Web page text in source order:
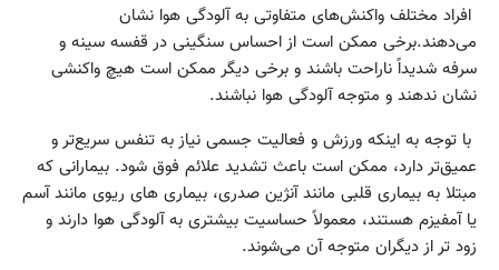
افراد مختلف واکنش‌های متفاوتی به آلودگی هوا نشان
می‌دهند.برخی ممکن است از احساس سنگینی در قفسه سینه و
سرفه شدیداً ناراحت باشند و برخی دیگر ممکن است هیچ واکنشی
نشان ندهند و متوجه آلودگی هوا نباشند.
با توجه به اینکه ورزش و فعالیت جسمی نیاز به تنفس سریع‌تر و
عمیق‌تر دارد، ممکن است باعث تشدید علائم فوق شود. بیمارانی که
مبتلا به بیماری قلبی مانند آنژین صدری، بیماری های ریوی مانند آسم
یا آمفیزم هستند، معمولاً حساسیت بیشتری به آلودگی هوا دارند و
زود تر از دیگران متوجه آن می‌شوند.